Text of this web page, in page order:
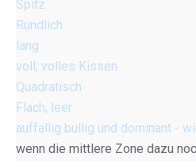
Spitz
Rundlich
lang
voll, volles Kissen
Quadratisch
Flach, leer
auffällig bullig und dominant -
wenn die mittlere Zone dazu